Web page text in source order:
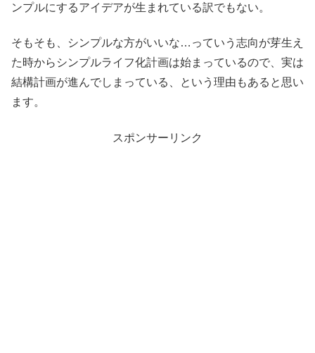
ンプルにするアイデアが生まれている訳でもない。
そもそも、シンプルな方がいいな…っていう志向が芽生え
た時からシンプルライフ化計画は始まっているので、実は
結構計画が進んでしまっている、という理由もあると思い
ます。
スポンサーリンク